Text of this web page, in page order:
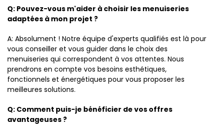
Q: Pouvez-vous m'aider à choisir les menuiseries
adaptées à mon projet ?
A: Absolument ! Notre équipe d'experts qualifiés est là pour
vous conseiller et vous guider dans le choix des
menuiseries qui correspondent à vos attentes. Nous
prendrons en compte vos besoins esthétiques,
fonctionnels et énergétiques pour vous proposer les
meilleures solutions.
Q: Comment puis-je bénéficier de vos offres
avantageuses ?